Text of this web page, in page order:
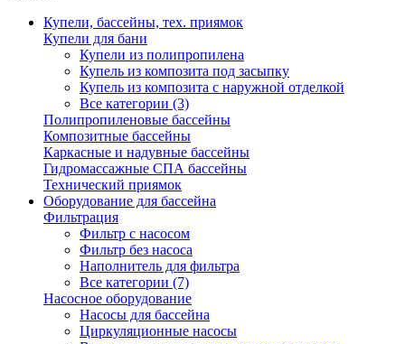
Купели, бассейны, тех. приямок
Купели для бани
Купели из полипропилена
Купель из композита под засыпку
Купель из композита с наружной отделкой
Все категории (3)
Полипропиленовые бассейны
Композитные бассейны
Каркасные и надувные бассейны
Гидромассажные СПА бассейны
Технический приямок
Оборудование для бассейна
Фильтрация
Фильтр с насосом
Фильтр без насоса
Наполнитель для фильтра
Все категории (7)
Насосное оборудование
Насосы для бассейна
Циркуляционные насосы